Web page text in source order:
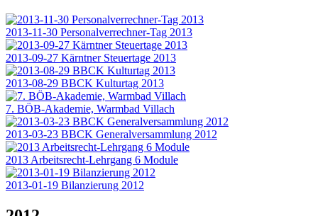
2013-11-30 Personalverrechner-Tag 2013
2013-09-27 Kärntner Steuertage 2013
2013-08-29 BBCK Kulturtag 2013
7. BÖB-Akademie, Warmbad Villach
2013-03-23 BBCK Generalversammlung 2012
2013 Arbeitsrecht-Lehrgang 6 Module
2013-01-19 Bilanzierung 2012